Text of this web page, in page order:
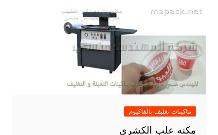
ماكينات تغليف بالفاكيوم
مكنه علب الكشري